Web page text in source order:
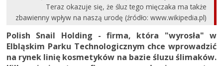
Teraz okazuje się, że śluz tego mięczaka ma także
zbawienny wpływ na naszą urodę (źródło: www.wikipedia.pl)
Polish Snail Holding - firma, która "wyrosła" w
Elbląskim Parku Technologicznym chce wprowadzić
na rynek linię kosmetyków na bazie śluzu ślimaków.